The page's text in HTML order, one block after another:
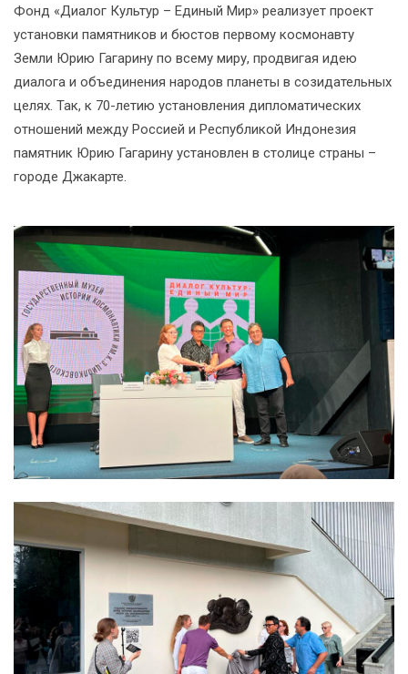
Фонд «Диалог Культур – Единый Мир» реализует проект
установки памятников и бюстов первому космонавту
Земли Юрию Гагарину по всему миру, продвигая идею
диалога и объединения народов планеты в созидательных
целях. Так, к 70-летию установления дипломатических
отношений между Россией и Республикой Индонезия
памятник Юрию Гагарину установлен в столице страны –
городе Джакарте.